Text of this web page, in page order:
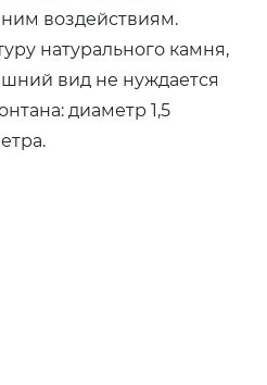
воздействиям.
натурального камня,
вид не нуждается
диаметр 1,5